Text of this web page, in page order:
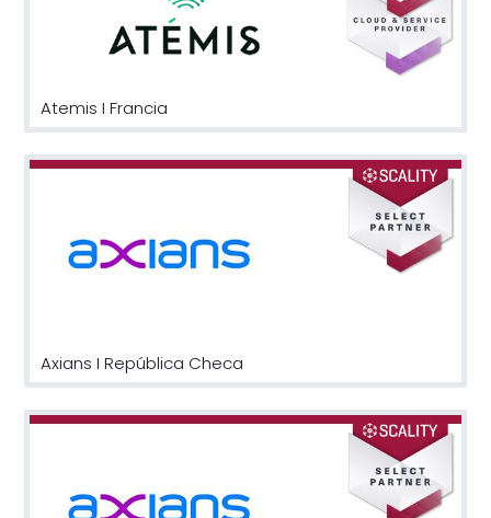
Atemis I Francia
Axians I República Checa